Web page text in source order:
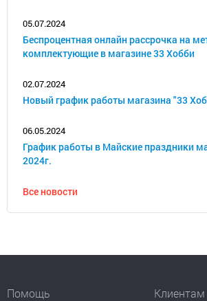
05.07.2024
Беспроцентная онлайн рассрочка на
комплектующие в магазине 33 Хобби
02.07.2024
Новый график работы магазина "33
06.05.2024
График работы в Майские праздники
2024г.
Все новости
Помощь Клиентам